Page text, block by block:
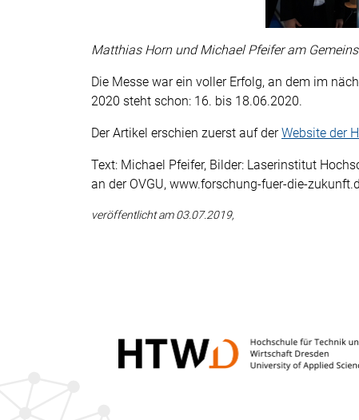
Matthias Horn und Michael Pfeifer am
Die Messe war ein voller Erfolg, an dem im
2020 steht schon: 16. bis 18.06.2020.
Der Artikel erschien zuerst auf derWebsite der
Text: Michael Pfeifer, Bilder: Laserinstitut
an der OVGU, www.forschung-fuer-die-
veröffentlicht am 03.07.2019,